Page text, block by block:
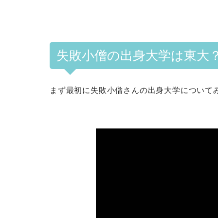
失敗小僧の出身大学は東大？
まず最初に失敗小僧さんの出身大学について